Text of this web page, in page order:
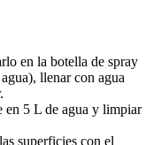
en la botella de spray
llenar con agua
en 5 L de agua y limpiar
superficies con el